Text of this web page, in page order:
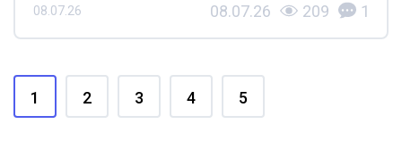
08.07.26 08.07.26 209 1
1 2 3 4 5